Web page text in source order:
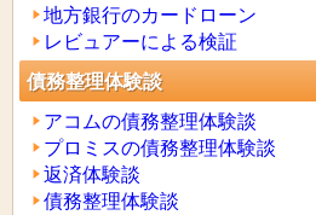
地方銀行のカードローン
レビュアーによる検証
債務整理体験談
アコムの債務整理体験談
プロミスの債務整理体験談
返済体験談
債務整理体験談